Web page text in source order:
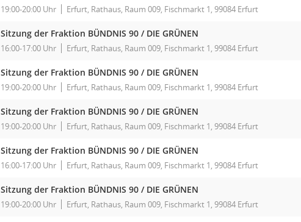
19:00-20:00 Uhr Erfurt, Rathaus, Raum 009, Fischmarkt 1, 99084 Erfurt
Sitzung der Fraktion BÜNDNIS 90 / DIE GRÜNEN
16:00-17:00 Uhr Erfurt, Rathaus, Raum 009, Fischmarkt 1, 99084 Erfurt
Sitzung der Fraktion BÜNDNIS 90 / DIE GRÜNEN
19:00-20:00 Uhr Erfurt, Rathaus, Raum 009, Fischmarkt 1, 99084 Erfurt
Sitzung der Fraktion BÜNDNIS 90 / DIE GRÜNEN
19:00-20:00 Uhr Erfurt, Rathaus, Raum 009, Fischmarkt 1, 99084 Erfurt
Sitzung der Fraktion BÜNDNIS 90 / DIE GRÜNEN
16:00-17:00 Uhr Erfurt, Rathaus, Raum 009, Fischmarkt 1, 99084 Erfurt
Sitzung der Fraktion BÜNDNIS 90 / DIE GRÜNEN
19:00-20:00 Uhr Erfurt, Rathaus, Raum 009, Fischmarkt 1, 99084 Erfurt